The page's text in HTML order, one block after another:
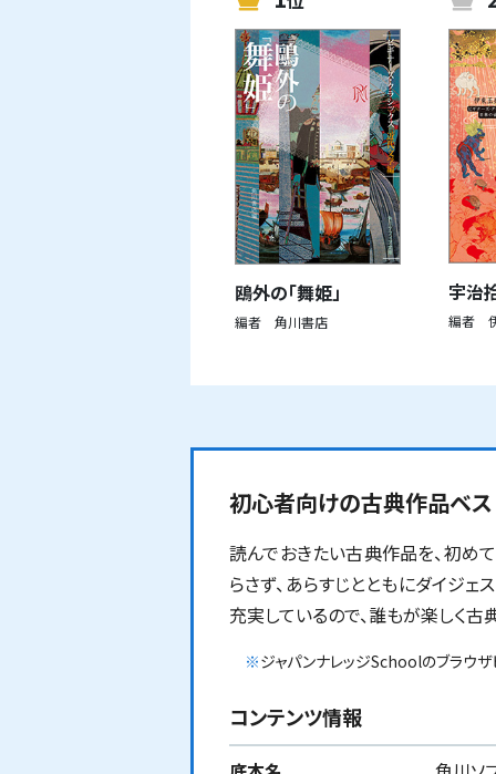
鴎外の「舞姫」
編者 角川書店
宇治
編者
初心者向けの古典作品ベス
読んでおきたい古典作品を、初め
らさず、あらすじとともにダイジェ
充実しているので、誰もが楽しく古
※ジャパンナレッジSchoolのブラウザ
コンテンツ情報